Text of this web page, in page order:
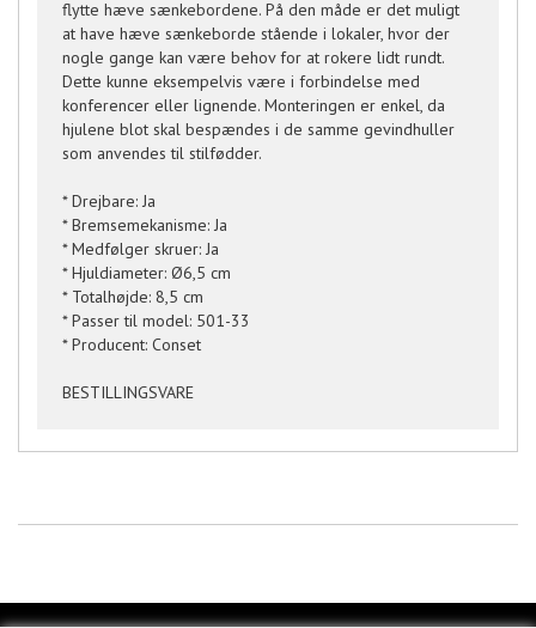
flytte hæve sænkebordene. På den måde er det muligt
at have hæve sænkeborde stående i lokaler, hvor der
nogle gange kan være behov for at rokere lidt rundt.
Dette kunne eksempelvis være i forbindelse med
konferencer eller lignende. Monteringen er enkel, da
hjulene blot skal bespændes i de samme gevindhuller
som anvendes til stilfødder.
* Drejbare: Ja
* Bremsemekanisme: Ja
* Medfølger skruer: Ja
* Hjuldiameter: Ø6,5 cm
* Totalhøjde: 8,5 cm
* Passer til model: 501-33
* Producent: Conset
BESTILLINGSVARE